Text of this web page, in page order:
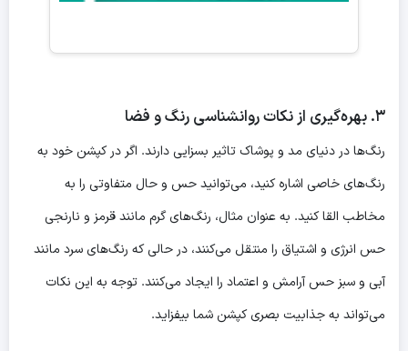
۳. بهره‌گیری از نکات روانشناسی رنگ و فضا
رنگ‌ها در دنیای مد و پوشاک تاثیر بسزایی دارند. اگر در کپشن خود به
رنگ‌های خاصی اشاره کنید، می‌توانید حس و حال متفاوتی را به
مخاطب القا کنید. به عنوان مثال، رنگ‌های گرم مانند قرمز و نارنجی
حس انرژی و اشتیاق را منتقل می‌کنند، در حالی که رنگ‌های سرد مانند
آبی و سبز حس آرامش و اعتماد را ایجاد می‌کنند. توجه به این نکات
می‌تواند به جذابیت بصری کپشن شما بیفزاید.